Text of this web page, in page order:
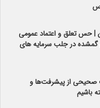
| حس تعلق و اعتماد عمومی
گمشده در جلب سرمایه های
صحیحی از پیشرفت‌ها و
باشیم